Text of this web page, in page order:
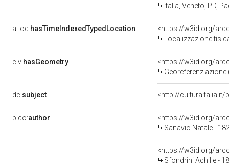
Italia, Veneto, PD,
a-loc:hasTimeIndexedTypedLocation
<https://w3id.org/
Localizzazione
clv:hasGeometry
<https://w3id.org/
Georeferenziazione
dc:subject <http://culturaitalia.it/
pico:author
<https://w3id.org/
Sanavio Natale -
<https://w3id.org/
Sfondrini Achille -